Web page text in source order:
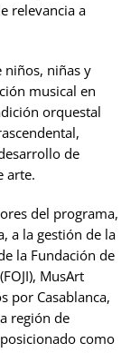
relevancia a
niños, niñas y
musical en
orquestal
de
arte.
del programa,
a la gestión de la
la Fundación de
MusArt
por Casablanca,
región de
como